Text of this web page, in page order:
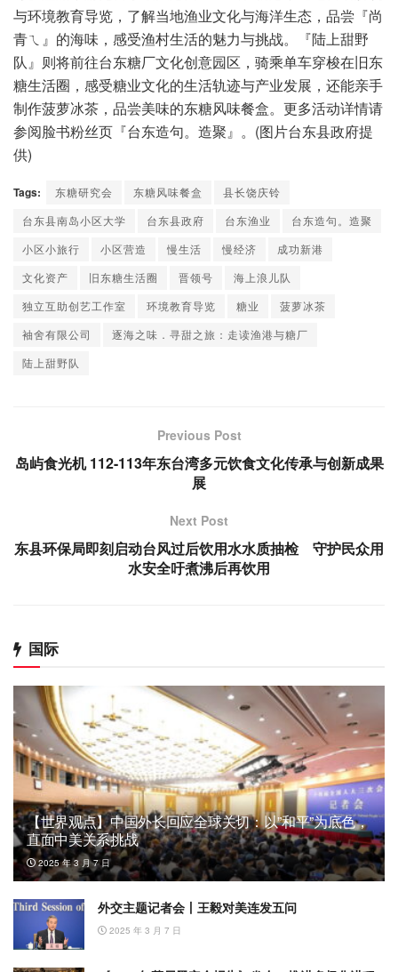
与环境教育导览，了解当地渔业文化与海洋生态，品尝『尚
青ㄟ』的海味，感受渔村生活的魅力与挑战。『陆上甜野
队』则将前往台东糖厂文化创意园区，骑乘单车穿梭在旧东
糖生活圈，感受糖业文化的生活轨迹与产业发展，还能亲手
制作菠萝冰茶，品尝美味的东糖风味餐盒。更多活动详情请
参阅脸书粉丝页『台东造句。造聚』。(图片台东县政府提
供)
Tags: 东糖研究会 东糖风味餐盒
县长饶庆铃
台东县南岛小区大学
台东县政府 台东渔业
台东造句。造聚
小区小旅行
小区营造 慢生活 慢经济
成功新港
文化资产
旧东糖生活圈 晋领号
海上浪儿队
独立互助创艺工作室
环境教育导览 糖业
菠萝冰茶
袖舍有限公司
逐海之味．寻甜之旅：走读渔港与糖厂
陆上甜野队
Previous Post
岛屿食光机 112-113年东台湾多元饮食文化传承与创新成果
展
Next Post
东县环保局即刻启动台风过后饮用水水质抽检 守护民众用
水安全吁煮沸后再饮用
国际
【世界观点】中国外长回应全球关切：以”和平”为底色，
直面中美关系挑战
2025 年 3 月 7 日
外交主题记者会丨王毅对美连发五问
2025 年 3 月 7 日